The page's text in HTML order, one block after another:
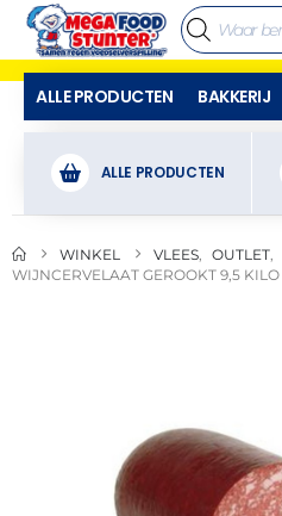
ALLE PRODUCTEN BAKKERIJ
ALLE PRODUCTEN
WINKEL VLEES OUTLET
WIJNCERVELAAT GEROOKT 9,5 KILO